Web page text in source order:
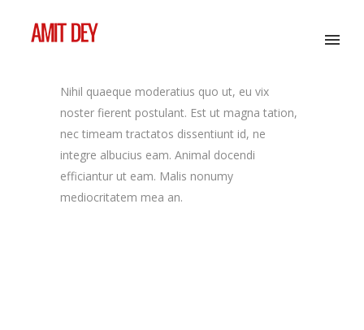
Nihil quaeque moderatius quo ut, eu vix
noster fierent postulant. Est ut magna tation,
nec timeam tractatos dissentiunt id, ne
integre albucius eam. Animal docendi
efficiantur ut eam. Malis nonumy
mediocritatem mea an.